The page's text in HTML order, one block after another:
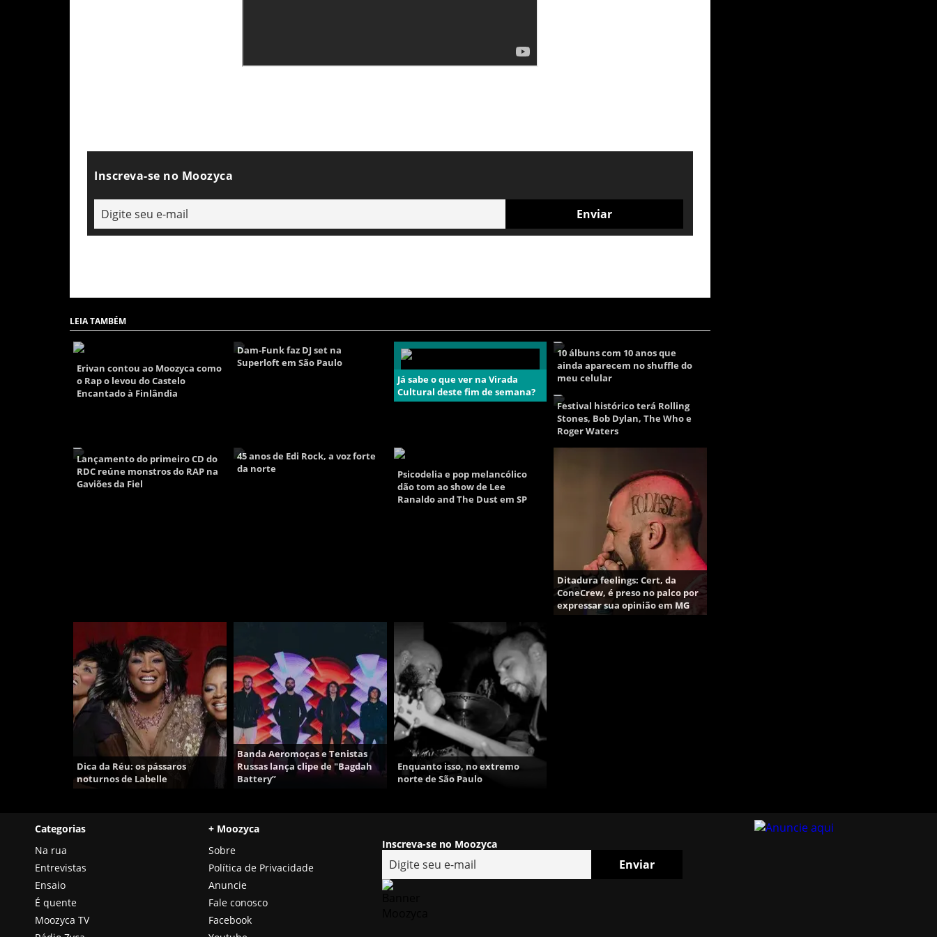
Inscreva-se no Moozyca
LEIA TAMBÉM
Erivan contou ao Moozyca como
o Rap o levou do Castelo
Encantado à Finlândia
Dam-Funk faz DJ set na
Superloft em São Paulo
Já sabe o que ver na Virada
Cultural deste fim de semana?
10 álbuns com 10 anos que
ainda aparecem no shuffle do
meu celular
Festival histórico terá Rolling
Stones, Bob Dylan, The Who e
Roger Waters
Lançamento do primeiro CD do
RDC reúne monstros do RAP na
Gaviões da Fiel
45 anos de Edi Rock, a voz forte
da norte
Psicodelia e pop melancólico
dão tom ao show de Lee
Ranaldo and The Dust em SP
Ditadura feelings: Cert, da
ConeCrew, é preso no palco por
expressar sua opinião em MG
Dica da Réu: os pássaros
noturnos de Labelle
Banda Aeromoças e Tenistas
Russas lança clipe de "Bagdah
Battery”
Enquanto isso, no extremo
norte de São Paulo
Categorias
Na rua
Entrevistas
Ensaio
É quente
Moozyca TV
+ Moozyca
Sobre
Política de Privacidade
Anuncie
Fale conosco
Facebook
Inscreva-se no Moozyca